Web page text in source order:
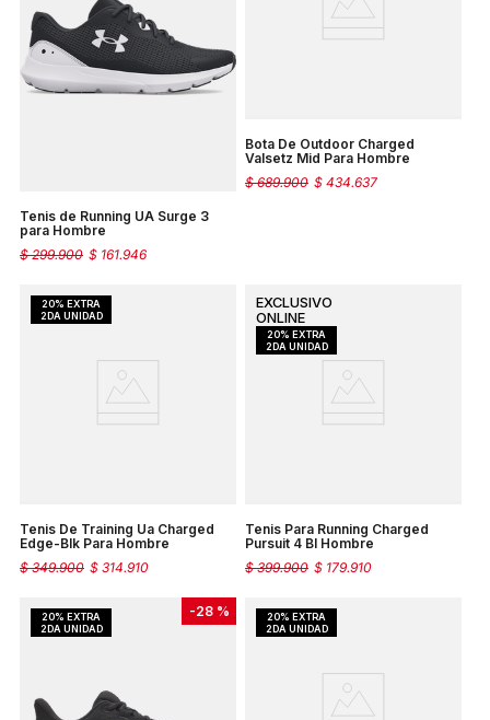
Tenis de Running UA Surge 3
para Hombre
$ 161.946
$ 299.900
Bota De Outdoor Charged
Valsetz Mid Para Hombre
$ 434.637
$ 689.900
Tenis De Training Ua Charged
Edge-Blk Para Hombre
$ 314.910
$ 349.900
Tenis Para Running Charged
Pursuit 4 Bl Hombre
$ 179.910
$ 399.900
-28 %